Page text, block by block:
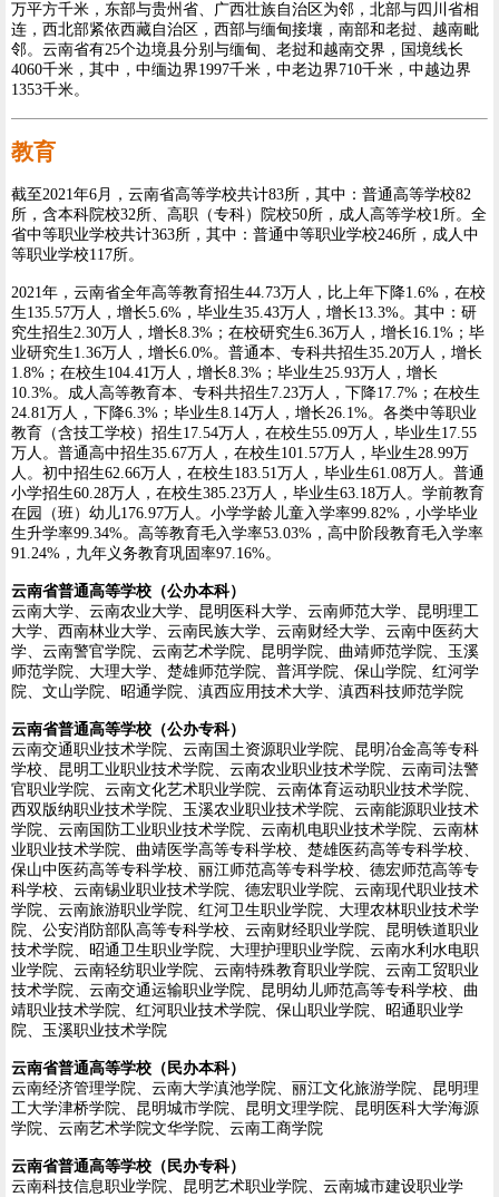
万平方千米，东部与贵州省、广西壮族自治区为邻，北部与四川省相
连，西北部紧依西藏自治区，西部与缅甸接壤，南部和老挝、越南毗
邻。云南省有25个边境县分别与缅甸、老挝和越南交界，国境线长
4060千米，其中，中缅边界1997千米，中老边界710千米，中越边界
1353千米。
教育
截至2021年6月，云南省高等学校共计83所，其中：普通高等学校82
所，含本科院校32所、高职（专科）院校50所，成人高等学校1所。全
省中等职业学校共计363所，其中：普通中等职业学校246所，成人中
等职业学校117所。
2021年，云南省全年高等教育招生44.73万人，比上年下降1.6%，在校
生135.57万人，增长5.6%，毕业生35.43万人，增长13.3%。其中：研
究生招生2.30万人，增长8.3%；在校研究生6.36万人，增长16.1%；毕
业研究生1.36万人，增长6.0%。普通本、专科共招生35.20万人，增长
1.8%；在校生104.41万人，增长8.3%；毕业生25.93万人，增长
10.3%。成人高等教育本、专科共招生7.23万人，下降17.7%；在校生
24.81万人，下降6.3%；毕业生8.14万人，增长26.1%。各类中等职业
教育（含技工学校）招生17.54万人，在校生55.09万人，毕业生17.55
万人。普通高中招生35.67万人，在校生101.57万人，毕业生28.99万
人。初中招生62.66万人，在校生183.51万人，毕业生61.08万人。普通
小学招生60.28万人，在校生385.23万人，毕业生63.18万人。学前教育
在园（班）幼儿176.97万人。小学学龄儿童入学率99.82%，小学毕业
生升学率99.34%。高等教育毛入学率53.03%，高中阶段教育毛入学率
91.24%，九年义务教育巩固率97.16%。
云南省普通高等学校（公办本科）
云南大学、云南农业大学、昆明医科大学、云南师范大学、昆明理工
大学、西南林业大学、云南民族大学、云南财经大学、云南中医药大
学、云南警官学院、云南艺术学院、昆明学院、曲靖师范学院、玉溪
师范学院、大理大学、楚雄师范学院、普洱学院、保山学院、红河学
院、文山学院、昭通学院、滇西应用技术大学、滇西科技师范学院
云南省普通高等学校（公办专科）
云南交通职业技术学院、云南国土资源职业学院、昆明冶金高等专科
学校、昆明工业职业技术学院、云南农业职业技术学院、云南司法警
官职业学院、云南文化艺术职业学院、云南体育运动职业技术学院、
西双版纳职业技术学院、玉溪农业职业技术学院、云南能源职业技术
学院、云南国防工业职业技术学院、云南机电职业技术学院、云南林
业职业技术学院、曲靖医学高等专科学校、楚雄医药高等专科学校、
保山中医药高等专科学校、丽江师范高等专科学校、德宏师范高等专
科学校、云南锡业职业技术学院、德宏职业学院、云南现代职业技术
学院、云南旅游职业学院、红河卫生职业学院、大理农林职业技术学
院、公安消防部队高等专科学校、云南财经职业学院、昆明铁道职业
技术学院、昭通卫生职业学院、大理护理职业学院、云南水利水电职
业学院、云南轻纺职业学院、云南特殊教育职业学院、云南工贸职业
技术学院、云南交通运输职业学院、昆明幼儿师范高等专科学校、曲
靖职业技术学院、红河职业技术学院、保山职业学院、昭通职业学
院、玉溪职业技术学院
云南省普通高等学校（民办本科）
云南经济管理学院、云南大学滇池学院、丽江文化旅游学院、昆明理
工大学津桥学院、昆明城市学院、昆明文理学院、昆明医科大学海源
学院、云南艺术学院文华学院、云南工商学院
云南省普通高等学校（民办专科）
云南科技信息职业学院、昆明艺术职业学院、云南城市建设职业学